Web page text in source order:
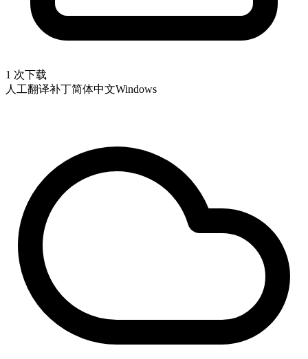
1 次下载
人工翻译补丁简体中文Windows